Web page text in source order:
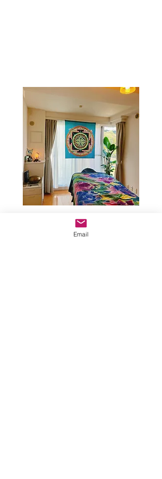
最寄駅：千代田線・乃木坂駅から
徒歩１分
Email